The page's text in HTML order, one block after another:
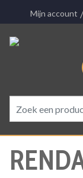
Mijn account